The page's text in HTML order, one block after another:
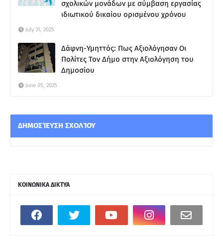
σχολικών μονάδων με σύμβαση εργασίας
ιδιωτικού δικαίου ορισμένου χρόνου
July 31, 2025
Δάφνη-Υμηττός: Πως Αξιολόγησαν Οι
Πολίτες Τον Δήμο στην Αξιολόγηση του
Δημοσίου
June 05, 2025
ΔΗΜΟΣΊΕΥΣΗ ΣΧΟΛΊΟΥ
ΚΟΙΝΩΝΙΚΑ ΔΙΚΤΥΑ